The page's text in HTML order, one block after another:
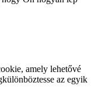
amely lehetővé
az egyik